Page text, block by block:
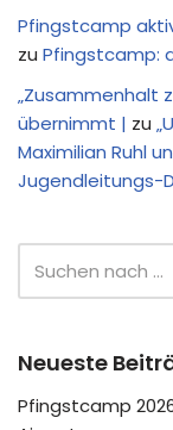
Pfingstcamp
zu Pfingstcamp:
„Zusammenhalt
übernimmt | zu
Maximilian Ruhl
Jugendleitungs-
Neueste
Pfingstcamp